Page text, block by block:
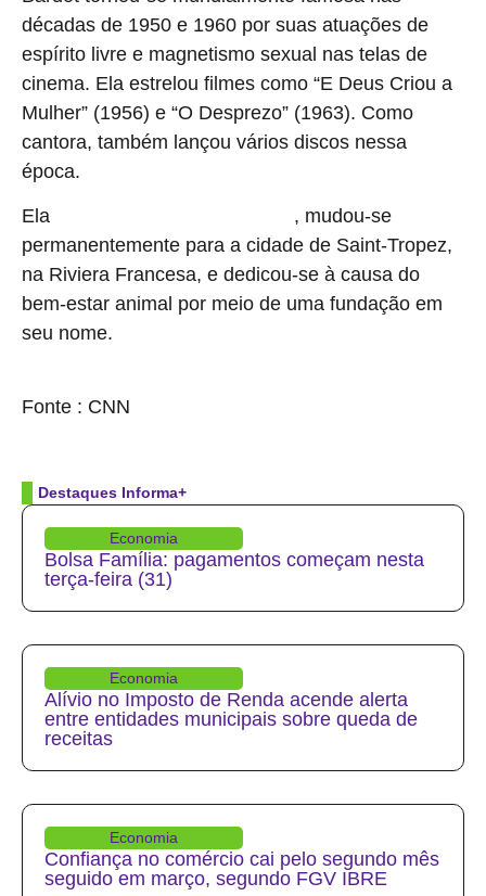
décadas de 1950 e 1960 por suas atuações de
espírito livre e magnetismo sexual nas telas de
cinema. Ela estrelou filmes como “E Deus Criou a
Mulher” (1956) e “O Desprezo” (1963). Como
cantora, também lançou vários discos nessa
época.
Ela
, mudou-se
permanentemente para a cidade de Saint-Tropez,
na Riviera Francesa, e dedicou-se à causa do
bem-estar animal por meio de uma fundação em
seu nome.
Fonte : CNN
Destaques Informa+
Economia
Bolsa Família: pagamentos começam nesta
terça-feira (31)
Economia
Alívio no Imposto de Renda acende alerta
entre entidades municipais sobre queda de
receitas
Economia
Confiança no comércio cai pelo segundo mês
seguido em março, segundo FGV IBRE